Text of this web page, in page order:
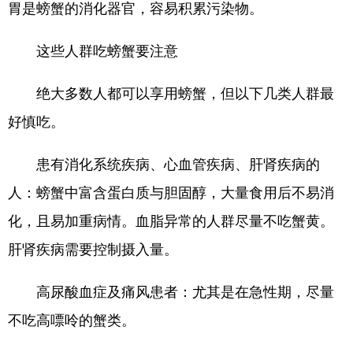
胃是螃蟹的消化器官，容易积累污染物。
这些人群吃螃蟹要注意
绝大多数人都可以享用螃蟹，但以下几类人群最
好慎吃。
患有消化系统疾病、心血管疾病、肝肾疾病的
人：螃蟹中富含蛋白质与胆固醇，大量食用后不易消
化，且易加重病情。血脂异常的人群尽量不吃蟹黄。
肝肾疾病需要控制摄入量。
高尿酸血症及痛风患者：尤其是在急性期，尽量
不吃高嘌呤的蟹类。